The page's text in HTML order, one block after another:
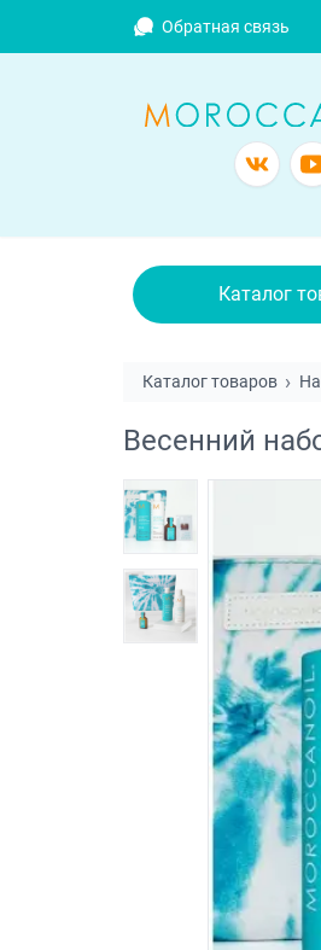
Обратная связь
Каталог
Каталог товаров
Весенний